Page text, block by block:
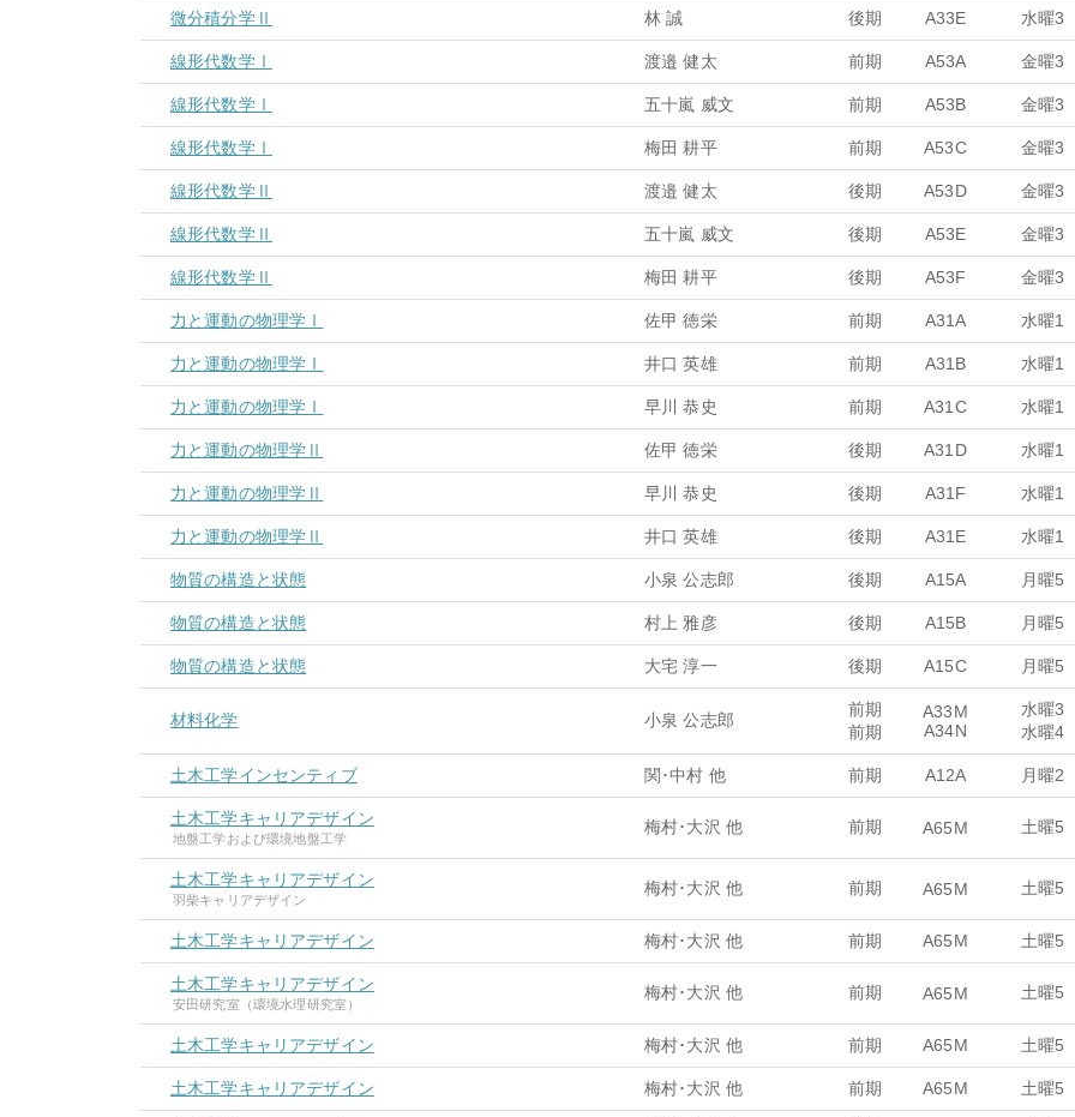
微分積分学Ⅱ 林 誠 後期 A33E 水曜3
線形代数学Ⅰ 渡邉 健太 前期 A53A 金曜3
線形代数学Ⅰ 五十嵐 威文 前期 A53B 金曜3
線形代数学Ⅰ 梅田 耕平 前期 A53C 金曜3
線形代数学Ⅱ 渡邉 健太 後期 A53D 金曜3
線形代数学Ⅱ 五十嵐 威文 後期 A53E 金曜3
線形代数学Ⅱ 梅田 耕平 後期 A53F 金曜3
力と運動の物理学Ⅰ 佐甲 徳栄 前期 A31A 水曜1
力と運動の物理学Ⅰ 井口 英雄 前期 A31B 水曜1
力と運動の物理学Ⅰ 早川 恭史 前期 A31C 水曜1
力と運動の物理学Ⅱ 佐甲 徳栄 後期 A31D 水曜1
力と運動の物理学Ⅱ 早川 恭史 後期 A31F 水曜1
力と運動の物理学Ⅱ 井口 英雄 後期 A31E 水曜1
物質の構造と状態 小泉 公志郎 後期 A15A 月曜5
物質の構造と状態 村上 雅彦 後期 A15B 月曜5
物質の構造と状態 大宅 淳一 後期 A15C 月曜5
材料化学 小泉 公志郎
前期
前期
A33M
A34N
水曜3
水曜4
土木工学インセンティブ 関･中村 他 前期 A12A 月曜2
土木工学キャリアデザイン
地盤工学および環境地盤工学
梅村･大沢 他 前期 A65M 土曜5
土木工学キャリアデザイン
羽柴キャリアデザイン
梅村･大沢 他 前期 A65M 土曜5
土木工学キャリアデザイン 梅村･大沢 他 前期 A65M 土曜5
土木工学キャリアデザイン
安田研究室（環境水理研究室）
梅村･大沢 他 前期 A65M 土曜5
土木工学キャリアデザイン 梅村･大沢 他 前期 A65M 土曜5
土木工学キャリアデザイン 梅村･大沢 他 前期 A65M 土曜5